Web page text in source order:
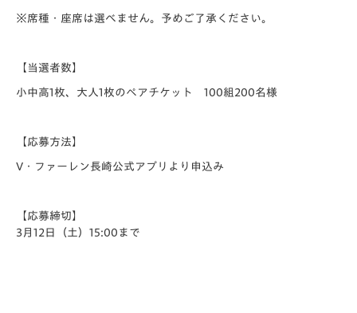
※席種・座席は選べません。予めご了承ください。
【当選者数】
小中高1枚、大人1枚のペアチケット 100組200名様
【応募方法】
V・ファーレン長崎公式アプリより申込み
【応募締切】
3月12日（土）15:00まで